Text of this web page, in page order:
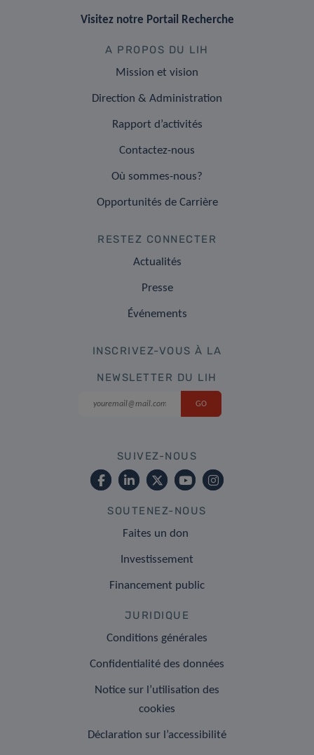
Visitez notre Portail Recherche
A PROPOS DU LIH
Mission et vision
Direction & Administration
Rapport d’activités
Contactez-nous
Où sommes-nous?
Opportunités de Carrière
RESTEZ CONNECTER
Actualités
Presse
Événements
INSCRIVEZ-VOUS À LA
NEWSLETTER DU LIH
SUIVEZ-NOUS
SOUTENEZ-NOUS
Faites un don
Investissement
Financement public
JURIDIQUE
Conditions générales
Confidentialité des données
Notice sur l’utilisation des
cookies
Déclaration sur l’accessibilité